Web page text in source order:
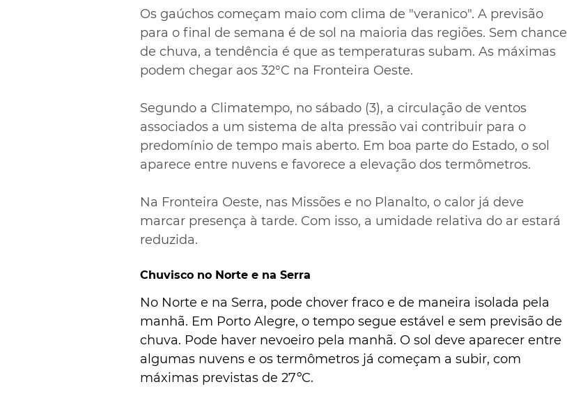
Os gaúchos começam maio com clima de "veranico". A previsão
para o final de semana é de sol na maioria das regiões. Sem chance
de chuva, a tendência é que as temperaturas subam. As máximas
podem chegar aos 32°C na Fronteira Oeste.
Segundo a Climatempo, no sábado (3), a circulação de ventos
associados a um sistema de alta pressão vai contribuir para o
predomínio de tempo mais aberto. Em boa parte do Estado, o sol
aparece entre nuvens e favorece a elevação dos termômetros.
Na Fronteira Oeste, nas Missões e no Planalto, o calor já deve
marcar presença à tarde. Com isso, a umidade relativa do ar estará
reduzida.
Chuvisco no Norte e na Serra
No Norte e na Serra, pode chover fraco e de maneira isolada pela
manhã. Em Porto Alegre, o tempo segue estável e sem previsão de
chuva. Pode haver nevoeiro pela manhã. O sol deve aparecer entre
algumas nuvens e os termômetros já começam a subir, com
máximas previstas de 27ºC.